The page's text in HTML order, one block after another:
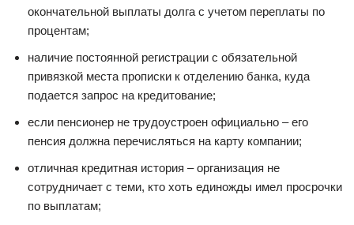
окончательной выплаты долга с учетом переплаты по
процентам;
наличие постоянной регистрации с обязательной
привязкой места прописки к отделению банка, куда
подается запрос на кредитование;
если пенсионер не трудоустроен официально – его
пенсия должна перечисляться на карту компании;
отличная кредитная история – организация не
сотрудничает с теми, кто хоть единожды имел просрочки
по выплатам;